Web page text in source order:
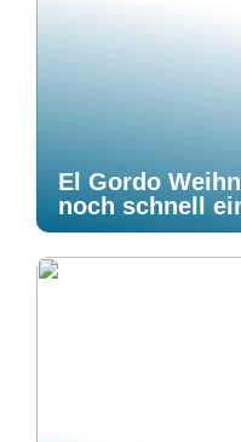
El Gordo
noch schnell